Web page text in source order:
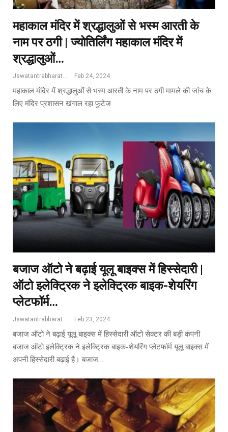
महाकाल मंदिर में श्रद्धालुओं से भस्म आरती के
नाम पर ठगी | ज्योतिर्लिंग महाकाल मंदिर में
श्रद्धालुओं…
Jswatantrabharat@gmail.com Feb 24, 2024
महाकाल मंदिर में श्रद्धालुओं से भस्म आरती के नाम पर ठगी मामले की जांच के
लिए मंदिर प्रशासन खंगाल रहा फुटेज
बजाज ऑटो ने बढ़ाई यूलू बाइक्स में ‎हिस्सेदारी |
ऑटो इलेक्ट्रिक ने इलेक्ट्रिक बाइक-शेयरिंग
प्लेटफॉर्म…
Jswatantrabharat@gmail.com Feb 23, 2024
बजाज ऑटो ने बढ़ाई यूलू बाइक्स में ‎हिस्सेदारी ऑटो सेक्टर की बड़ी कंपनी
बजाज ऑटो इलेक्ट्रिक ने इलेक्ट्रिक बाइक-शेयरिंग प्लेटफॉर्म यूलू बाइक्स में
अपनी हिस्सेदारी बढ़ाई है। बजाज…